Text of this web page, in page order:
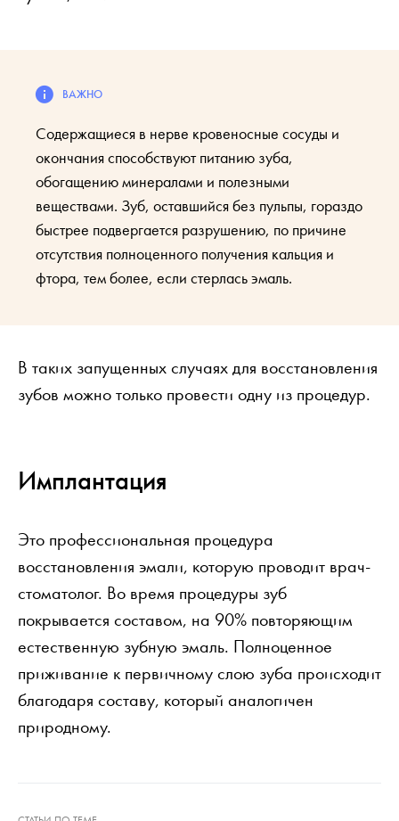
Содержащиеся в нерве кровеносные сосуды и
окончания способствуют питанию зуба,
обогащению минералами и полезными
веществами. Зуб, оставшийся без пульпы, гораздо
быстрее подвергается разрушению, по причине
отсутствия полноценного получения кальция и
фтора, тем более, если стерлась эмаль.
В таких запущенных случаях для восстановления
зубов можно только провести одну из процедур.
Имплантация
Это профессиональная процедура
восстановления эмали, которую проводит врач-
стоматолог. Во время процедуры зуб
покрывается составом, на 90% повторяющим
естественную зубную эмаль. Полноценное
приживание к первичному слою зуба происходит
благодаря составу, который аналогичен
природному.